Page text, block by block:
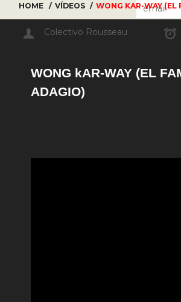
HOME VÍDEOS WONG KAR-WAY (EL
Colectivo Rousseau
WONG kAR-WAY (EL
ADAGIO)